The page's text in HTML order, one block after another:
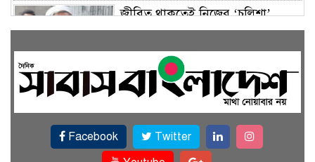
জীবিত থাকতেই নিজের ‘চল্লিশা’
করলেন বৃদ্ধ, খেলেন ২ হাজার মানুষ
বালিয়াকান্দিতে উপজেলা প্রশাসনের
আয়োজনে জুলাই গণঅভ্যুত্থান দিবস
একই জমিতে ধান, পাট, মাছ ও সবজি
চাষে সফলতার স্বপ্ন বুনছেন রাজবাড়ীর
Facebook
Twitter